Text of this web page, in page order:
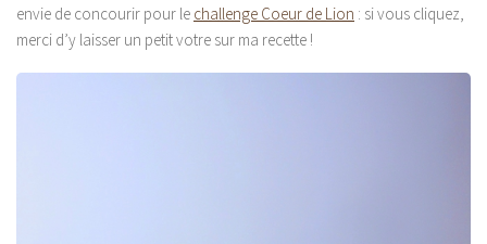
envie de concourir pour le challenge Coeur de Lion : si vous cliquez,
merci d’y laisser un petit votre sur ma recette !